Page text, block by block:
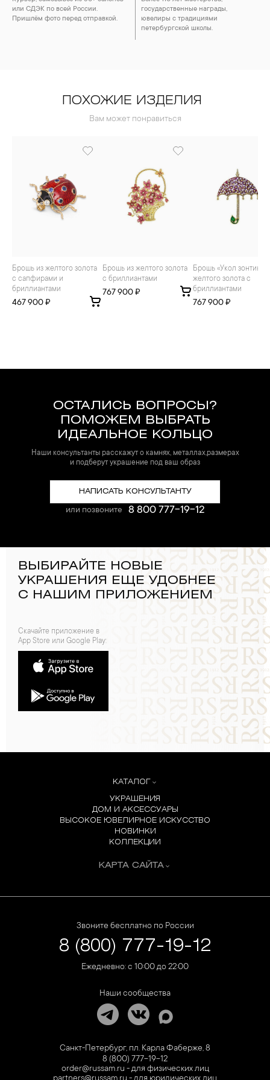
или СДЭК по всей России.
Пришлём фото перед отправкой.
государственные награды,
ювелиры с традициями
петербургской школы.
ПОХОЖИЕ ИЗДЕЛИЯ
Вам может понравиться
Брошь из желтого золота
с сапфирами и
бриллиантами
467 900 ₽
Брошь из желтого золота
с бриллиантами
767 900 ₽
Брошь «Укол зонтиком» из
желтого золота с
бриллиантами
767 900 ₽
ОСТАЛИСЬ ВОПРОСЫ?
ПОМОЖЕМ ВЫБРАТЬ
ИДЕАЛЬНОЕ КОЛЬЦО
Наши консультанты расскажут о камнях, металлах,размерах
и подберут украшение под ваш образ
НАПИСАТЬ КОНСУЛЬТАНТУ
или позвоните 8 800 777-19-12
ВЫБИРАЙТЕ НОВЫЕ
УКРАШЕНИЯ ЕЩЕ УДОБНЕЕ
С НАШИМ ПРИЛОЖЕНИЕМ
Скачайте приложение в
App Store или Google Play:
КАТАЛОГ
УКРАШЕНИЯ
ДОМ И АКСЕССУАРЫ
ВЫСОКОЕ ЮВЕЛИРНОЕ ИСКУССТВО
НОВИНКИ
КОЛЛЕКЦИИ
КАРТА САЙТА
Звоните бесплатно по России
8 (800) 777-19-12
Ежедневно: с 10:00 до 22:00
Наши сообщества
Санкт-Петербург, пл. Карла Фаберже, 8
8 (800) 777-19-12
order@russam.ru - для физических лиц